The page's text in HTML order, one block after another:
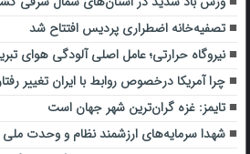
تصفیه‌خانه اضطراری پردیس افتتاح شد
نیروگاه حرارتی؛ عامل اصلی آلودگی هوای تبریز
چرا آمریکا درخصوص روابط با ایران تغییر
تایمز: غزه گران‌ترین شهر جهان است
شهدا سرمایه‌های ارزشمند نظام و وحدت